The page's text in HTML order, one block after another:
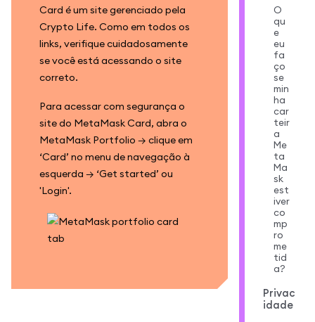
Card é um site gerenciado pela
Crypto Life. Como em todos os
links, verifique cuidadosamente
se você está acessando o site
correto.
Para acessar com segurança o
site do MetaMask Card, abra o
MetaMask Portfolio → clique em
‘Card’ no menu de navegação à
esquerda → ‘Get started’ ou
'Login'.
O
qu
e
eu
fa
ço
se
min
ha
car
teir
a
Me
ta
Ma
sk
est
iver
co
mp
ro
me
tid
a?
Privac
idade